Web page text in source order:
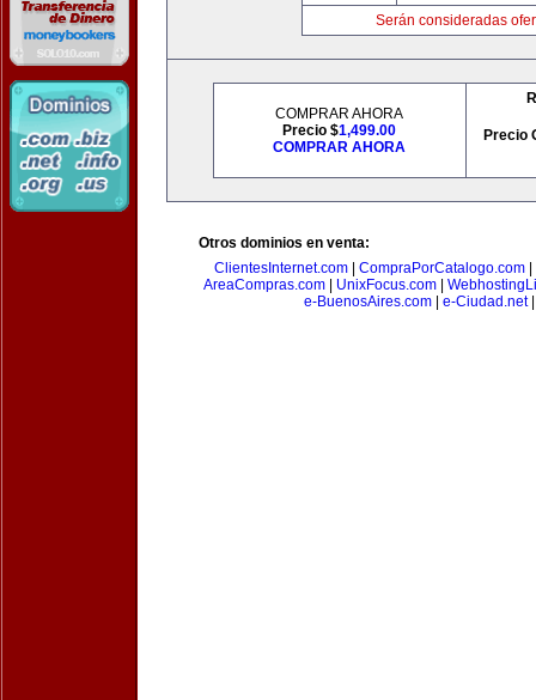
Serán consideradas
COMPRAR AHORA
Precio $1,499.00
COMPRAR AHORA
Precio
Otros dominios en venta:
ClientesInternet.com
CompraPorCatalogo.com
AreaCompras.com
UnixFocus.com
e-BuenosAires.com| e-Ciudad.net